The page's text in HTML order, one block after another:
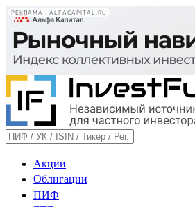
РЕКЛАМА • ALFACAPITAL.RU
Акции
Облигации
ПИФ